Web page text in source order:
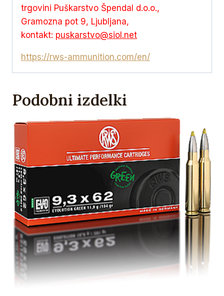
trgovini Puškarstvo Špendal d.o.o.,
Gramozna pot 9, Ljubljana,
kontakt: puskarstvo@siol.net
https://rws-ammunition.com/en/
Podobni izdelki